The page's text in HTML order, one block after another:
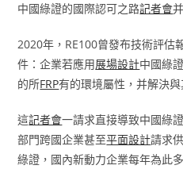
中國綠證的國際認可之路記者會
2020年，RE100曾發布技術評估
件：企業若應用展場設計中國綠
的所FRP有的環境屬性，并解決
這記者會一請求直接導致中國綠
部門跨國企業甚至平面設計請求
綠證，國內新動力企業每年為此